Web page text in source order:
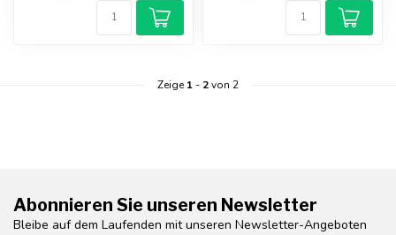
Zeige1- 2von 2
Abonnieren Sie unseren Newsletter
Bleibe auf dem Laufenden mit unseren Newsletter-Angeboten